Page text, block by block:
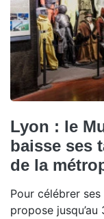
Lyon : le
baisse ses
de la
Pour célébrer
propose